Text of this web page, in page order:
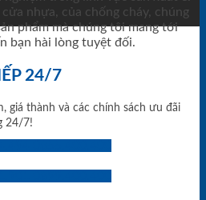
nhựa, của chống cháy, chúng
phẩm mà chúng tôi mang tới
bạn hài lòng tuyệt đối.
24/7
giá thành và các chính sách ưu đãi
24/7!